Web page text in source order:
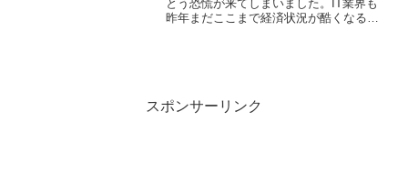
とう恐慌が来てしまいました。IT業界も
昨年まだここまで経済状況が酷くなる前
スポンサーリンク